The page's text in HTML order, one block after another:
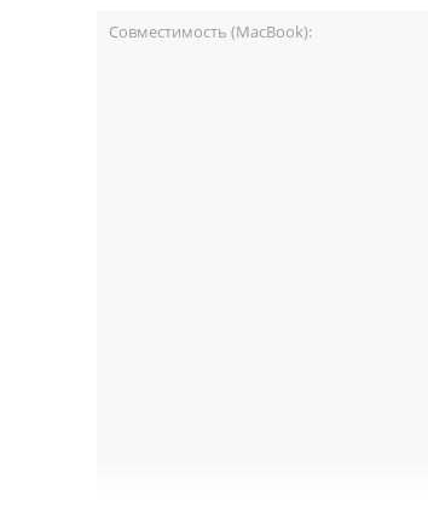
Совместимость (MacBook):